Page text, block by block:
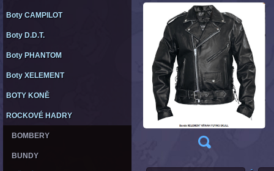
Boty CAMPILOT
Boty D.D.T.
Boty PHANTOM
Boty XELEMENT
BOTY KONĚ
ROCKOVÉ HADRY
BOMBERY
BUNDY